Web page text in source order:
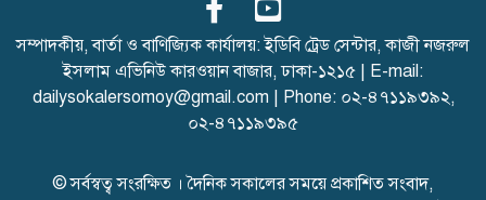
সম্পাদকীয়, বার্তা ও বাণিজ্যিক কার্যালয়: ইডিবি ট্রেড সেন্টার, কাজী নজরুল
ইসলাম এভিনিউ কারওয়ান বাজার, ঢাকা-১২১৫ | E-mail:
dailysokalersomoy@gmail.com | Phone: ০২-৪৭১১৯৩৯২,
০২-৪৭১১৯৩৯৫
© সর্বস্বত্ব সংরক্ষিত । দৈনিক সকালের সময়ে প্রকাশিত সংবাদ,